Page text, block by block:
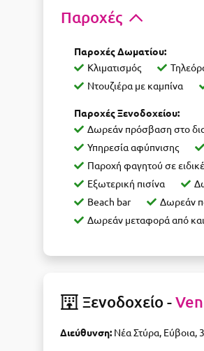
Παροχές
Παροχές Δωματίου:
Κλιματισμός
Ντουζιέρα με καμπίνα
Παροχές Ξενοδοχείου:
Δωρεάν πρόσβαση στο
Υπηρεσία αφύπνισης
Παροχή φαγητού σε
Εξωτερική πισίνα
Beach bar
Δωρεάν
Δωρεάν μεταφορά από και
Ξενοδοχείο -
Διεύθυνση: Νέα Στύρα, Εύβοια,